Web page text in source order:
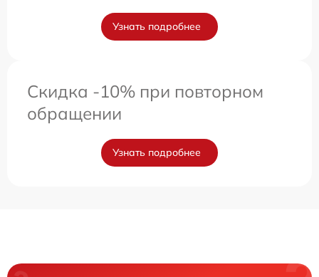
Узнать подробнее
Скидка -10% при повторном
обращении
Узнать подробнее